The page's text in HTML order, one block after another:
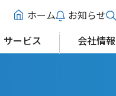
ホーム お知らせ
サービス
会社情報